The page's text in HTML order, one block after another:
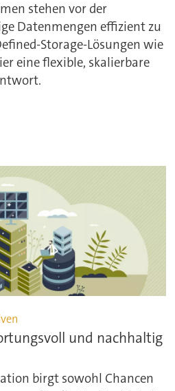
stehen vor der
Datenmengen effizient zu
Storage-Lösungen wie
eine flexible, skalierbare
und nachhaltig
birgt sowohl Chancen